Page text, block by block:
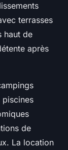
terrasses
haut de
après
de
La location